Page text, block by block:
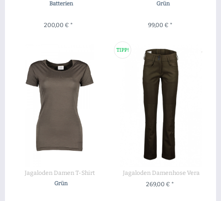
Batterien
200,00 € *
Grün
99,00 € *
Jagaloden Damen T-Shirt
Grün
TIPP!
Jagaloden Damenhose Vera
269,00 € *